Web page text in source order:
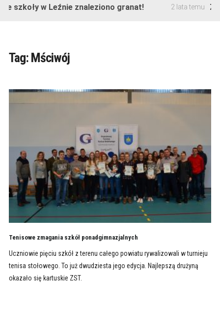
szkoły w Leźnie znaleziono granat! 2 lata temu
Tag: Mściwój
Tenisowe zmagania szkół ponadgimnazjalnych
Uczniowie pięciu szkół z terenu całego powiatu rywalizowali w turnieju
tenisa stołowego. To już dwudziesta jego edycja. Najlepszą drużyną
okazało się kartuskie ZST.